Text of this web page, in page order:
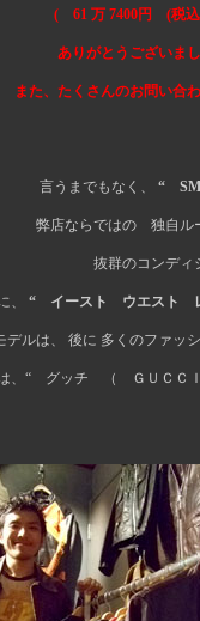
7400円 (税
とうございまし
くさんのお問い合わせ
でもなく、 “
ではの 独自ルートに
コンディション
、 “ イースト ウエスト
、 後に 多くのファッシ
“ グッチ （ ＧＵＣＣＩ